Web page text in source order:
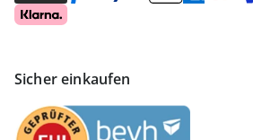
Sicher einkaufen